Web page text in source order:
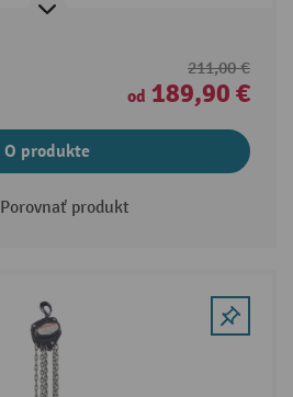
211,00 €
od 189,90 €
O produkte
Porovnať produkt